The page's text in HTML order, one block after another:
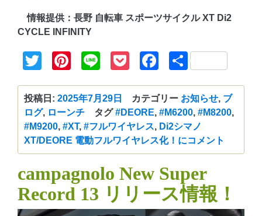
情報提供：長野 自転車 スポーツサイクル XT Di2
CYCLE INFINITY
TwitterPinterest
Line PocketFacebook
共
投稿日: 2025年7月29日 カテゴリー お知らせ, ブ
ログ, ローンチ タグ#DEORE, #M6200, #M8200,
#M9200, #XT, #フルワイヤレス, Di2シマノ
XT/DEORE 電動フルワイヤレス化！にコメント
campagnolo New Super
Record 13 リリース情報！